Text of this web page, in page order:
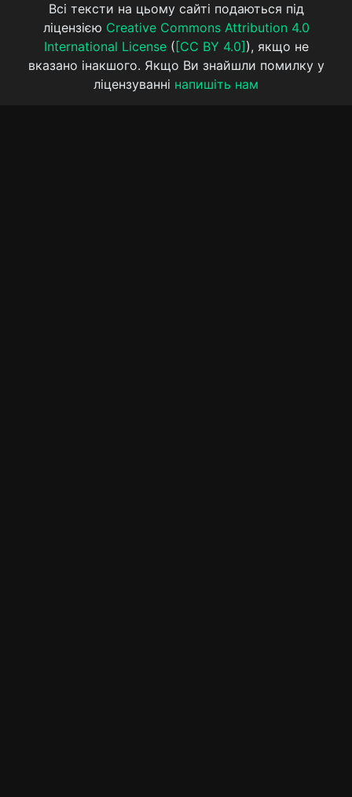
Всі тексти на цьому сайті подаються під
ліцензією Creative Commons Attribution 4.0
International License( [CC BY 4.0] ), якщо не
вказано інакшого. Якщо Ви знайшли помилку у
ліцензуванні напишіть нам